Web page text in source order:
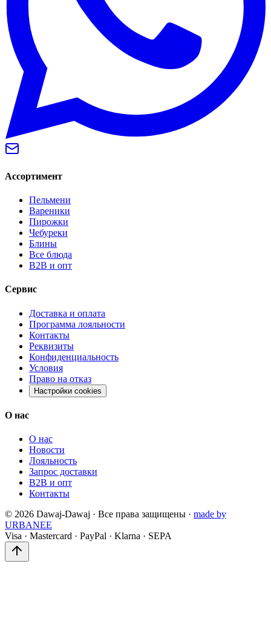
Ассортимент
Пельмени
Вареники
Пирожки
Чебуреки
Блины
Все блюда
B2B и опт
Сервис
Доставка и оплата
Программа лояльности
Контакты
Реквизиты
Конфиденциальность
Условия
Право на отказ
Настройки cookies
О нас
О нас
Новости
Лояльность
Запрос доставки
B2B и опт
Контакты
© 2026 Dawaj-Dawaj · Все права защищены · made by
URBANEE
Visa · Mastercard · PayPal · Klarna · SEPA